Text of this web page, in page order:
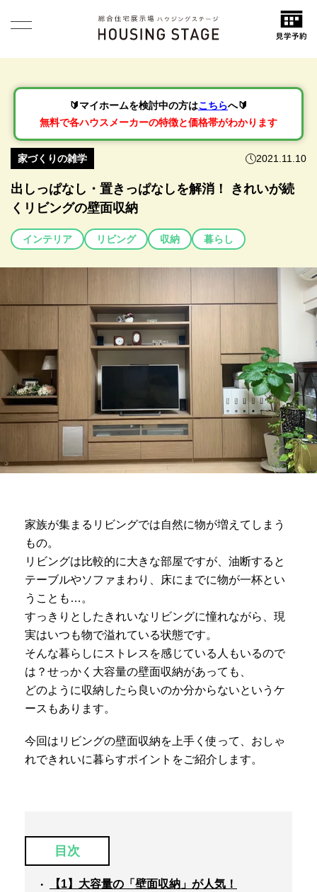
🔰マイホームを検討中の方はこちらへ🔰
無料で各ハウスメーカーの特徴と価格帯がわかります
家づくりの雑学 2021.11.10
出しっぱなし・置きっぱなしを解消！ きれいが続
くリビングの壁面収納
インテリア リビング 収納 暮らし
家族が集まるリビングでは自然に物が増えてしまう
もの。
リビングは比較的に大きな部屋ですが、油断すると
テーブルやソファまわり、床にまでに物が一杯とい
うことも…。
すっきりとしたきれいなリビングに憧れながら、現
実はいつも物で溢れている状態です。
そんな暮らしにストレスを感じている人もいるので
は？せっかく大容量の壁面収納があっても、
どのように収納したら良いのか分からないというケ
ースもあります。
今回はリビングの壁面収納を上手く使って、おしゃ
れできれいに暮らすポイントをご紹介します。
目次
【1】大容量の「壁面収納」が人気！